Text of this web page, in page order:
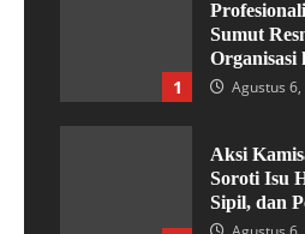
1
Sumut
Organisasi
Agustus
Aksi
Soroti Isu
Sipil, dan